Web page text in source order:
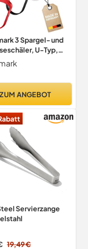
3 Spargel- und
U-Typ,
geformter
ZUM ANGEBOT
Servierzange
19,49 €